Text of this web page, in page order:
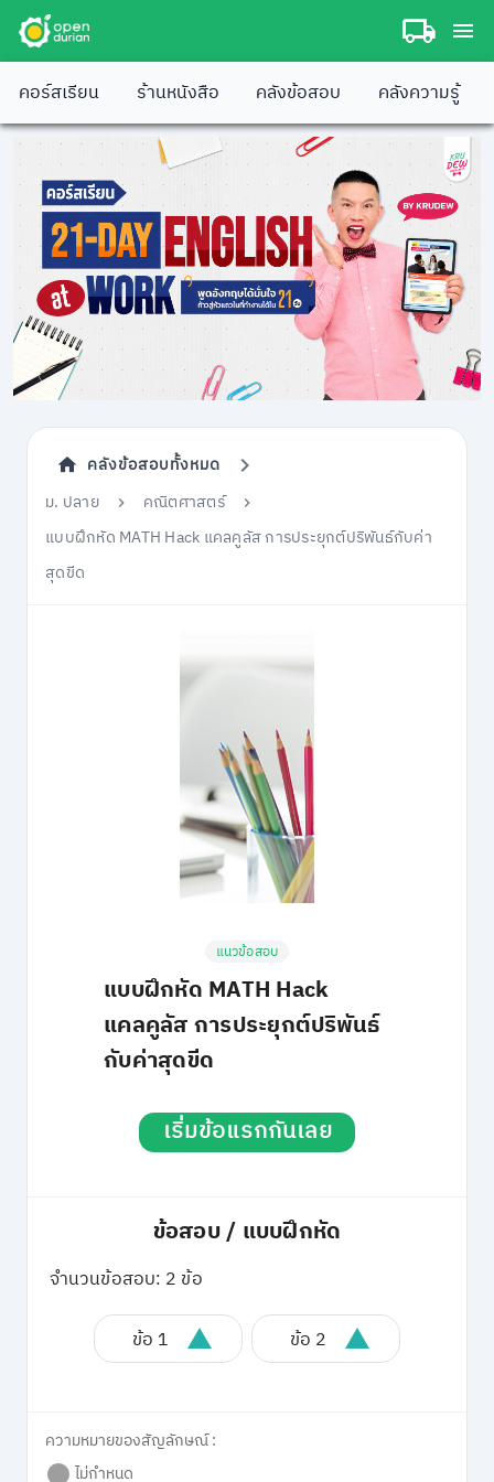
คอร์สเรียน ร้านหนังสือ คลังข้อสอบ คลังความรู้
คลังข้อสอบทั้งหมด
ม. ปลาย
คณิตศาสตร์
แบบฝึกหัด MATH Hack แคลคูลัส การประยุกต์ปริพันธ์กับค่า
สุดขีด
แนวข้อสอบ
แบบฝึกหัด MATH Hack
แคลคูลัส การประยุกต์ปริพันธ์
กับค่าสุดขีด
เริ่มข้อแรกกันเลย
ข้อสอบ / แบบฝึกหัด
จำนวนข้อสอบ: 2 ข้อ
ข้อ 1 ข้อ 2
ความหมายของสัญลักษณ์ :
ไม่กำหนด